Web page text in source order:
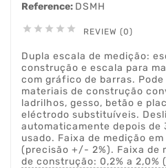
Reference: DSMH
     REVIEW (0)
Dupla escala de medição:
construção e escala para
com gráfico de barras.
materiais de construção
ladrilhos, gesso, betão e
eléctrodo substituíveis.
automaticamente depois de
usado. Faixa de medição
(precisão +/- 2%). Faixa de
de construção: 0,2% a 2,0%